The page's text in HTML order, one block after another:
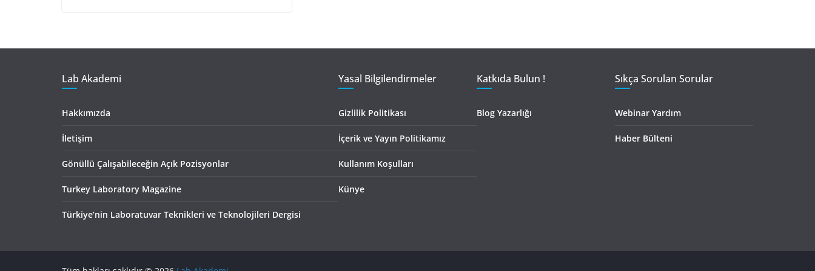
Lab Akademi
Hakkımızda
İletişim
Gönüllü Çalışabileceğin Açık Pozisyonlar
Turkey Laboratory Magazine
Türkiye’nin Laboratuvar Teknikleri ve Teknolojileri Dergisi
Yasal Bilgilendirmeler
Gizlilik Politikası
İçerik ve Yayın Politikamız
Kullanım Koşulları
Künye
Katkıda Bulun !
Blog Yazarlığı
Sıkça Sorulan Sorular
Webinar Yardım
Haber Bülteni